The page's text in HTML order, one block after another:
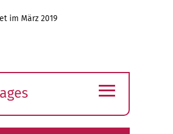
im März 2019
≡